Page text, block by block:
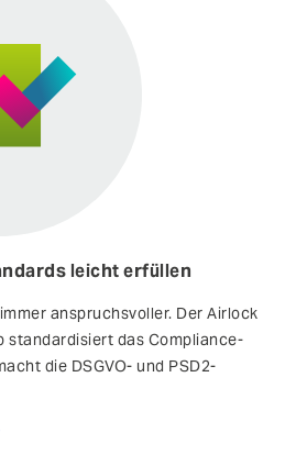
leicht erfüllen
anspruchsvoller. Der Airlock
stand­ardisiert das Compliance-
die DSGVO- und PSD2-